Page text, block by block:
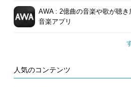
AWA : 2億曲の音楽や歌が聴き
音楽アプリ
人気のコンテンツ